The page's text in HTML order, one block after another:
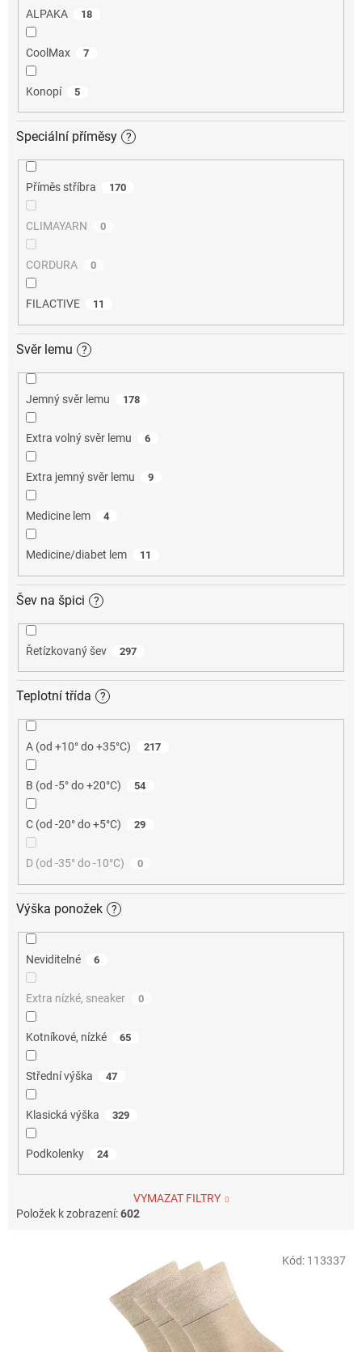
ALPAKA 18
CoolMax 7
Konopí 5
Speciální příměsy ?
Příměs stříbra 170
CLIMAYARN 0
CORDURA 0
FILACTIVE 11
Svěr lemu ?
Jemný svěr lemu 178
Extra volný svěr lemu 6
Extra jemný svěr lemu 9
Medicine lem 4
Medicine/diabet lem 11
Šev na špici ?
Řetízkovaný šev 297
Teplotní třída ?
A (od +10° do +35°C) 217
B (od -5° do +20°C) 54
C (od -20° do +5°C) 29
D (od -35° do -10°C) 0
Výška ponožek ?
Neviditelné 6
Extra nízké, sneaker 0
Kotníkové, nízké 65
Střední výška 47
Klasická výška 329
Podkolenky 24
VYMAZAT FILTRY
Položek k zobrazení:602
Kód: 113337